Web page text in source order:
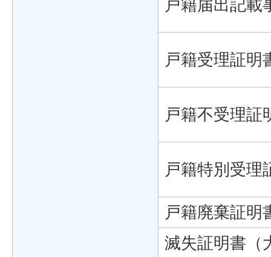
戸籍届出記載
戸籍受理証明
戸籍不受理証
戸籍特別受理
戸籍廃棄証明
滅失証明書（